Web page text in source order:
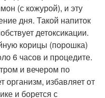
(с кожурой), и эту
дня. Такой напиток
детоксикации.
корицы (порошка)
6 часов и процедите.
и вечером по
организм, избавляет от
и борется с